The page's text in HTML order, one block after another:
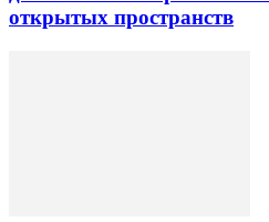
открытых пространств